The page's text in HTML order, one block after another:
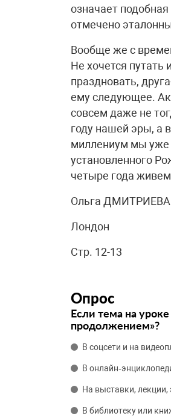
означает
отмечено
Вообще же с
Не хочется путать
праздновать,
ему следующее.
совсем даже не
году нашей эры, а
миллениум мы уже
установленного
четыре года
Ольга ДМИТРИЕВА
Лондон
Стр. 12-13
Опрос
Если тема на
продолжением»?
В соцсети и на
В
На выставки,
В библиотеку или